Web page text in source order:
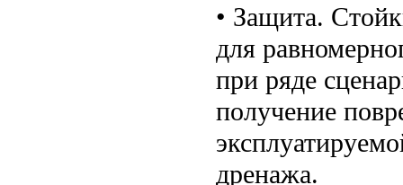
• Защита.
для
при ряде
получение
дренажа.